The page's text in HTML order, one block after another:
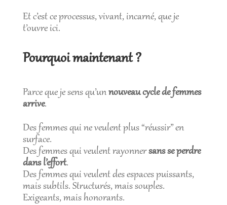
Et c’est ce processus, vivant, incarné, que je
t’ouvre ici.
Pourquoi maintenant ?
Parce que je sens qu’unnouveau cycle de femmes
arrive.
Des femmes qui ne veulent plus “réussir” en
surface.
Des femmes qui veulent rayonnersans se perdre
dans l’effort.
Des femmes qui veulent des espaces puissants,
mais subtils. Structurés, mais souples.
Exigeants, mais honorants.